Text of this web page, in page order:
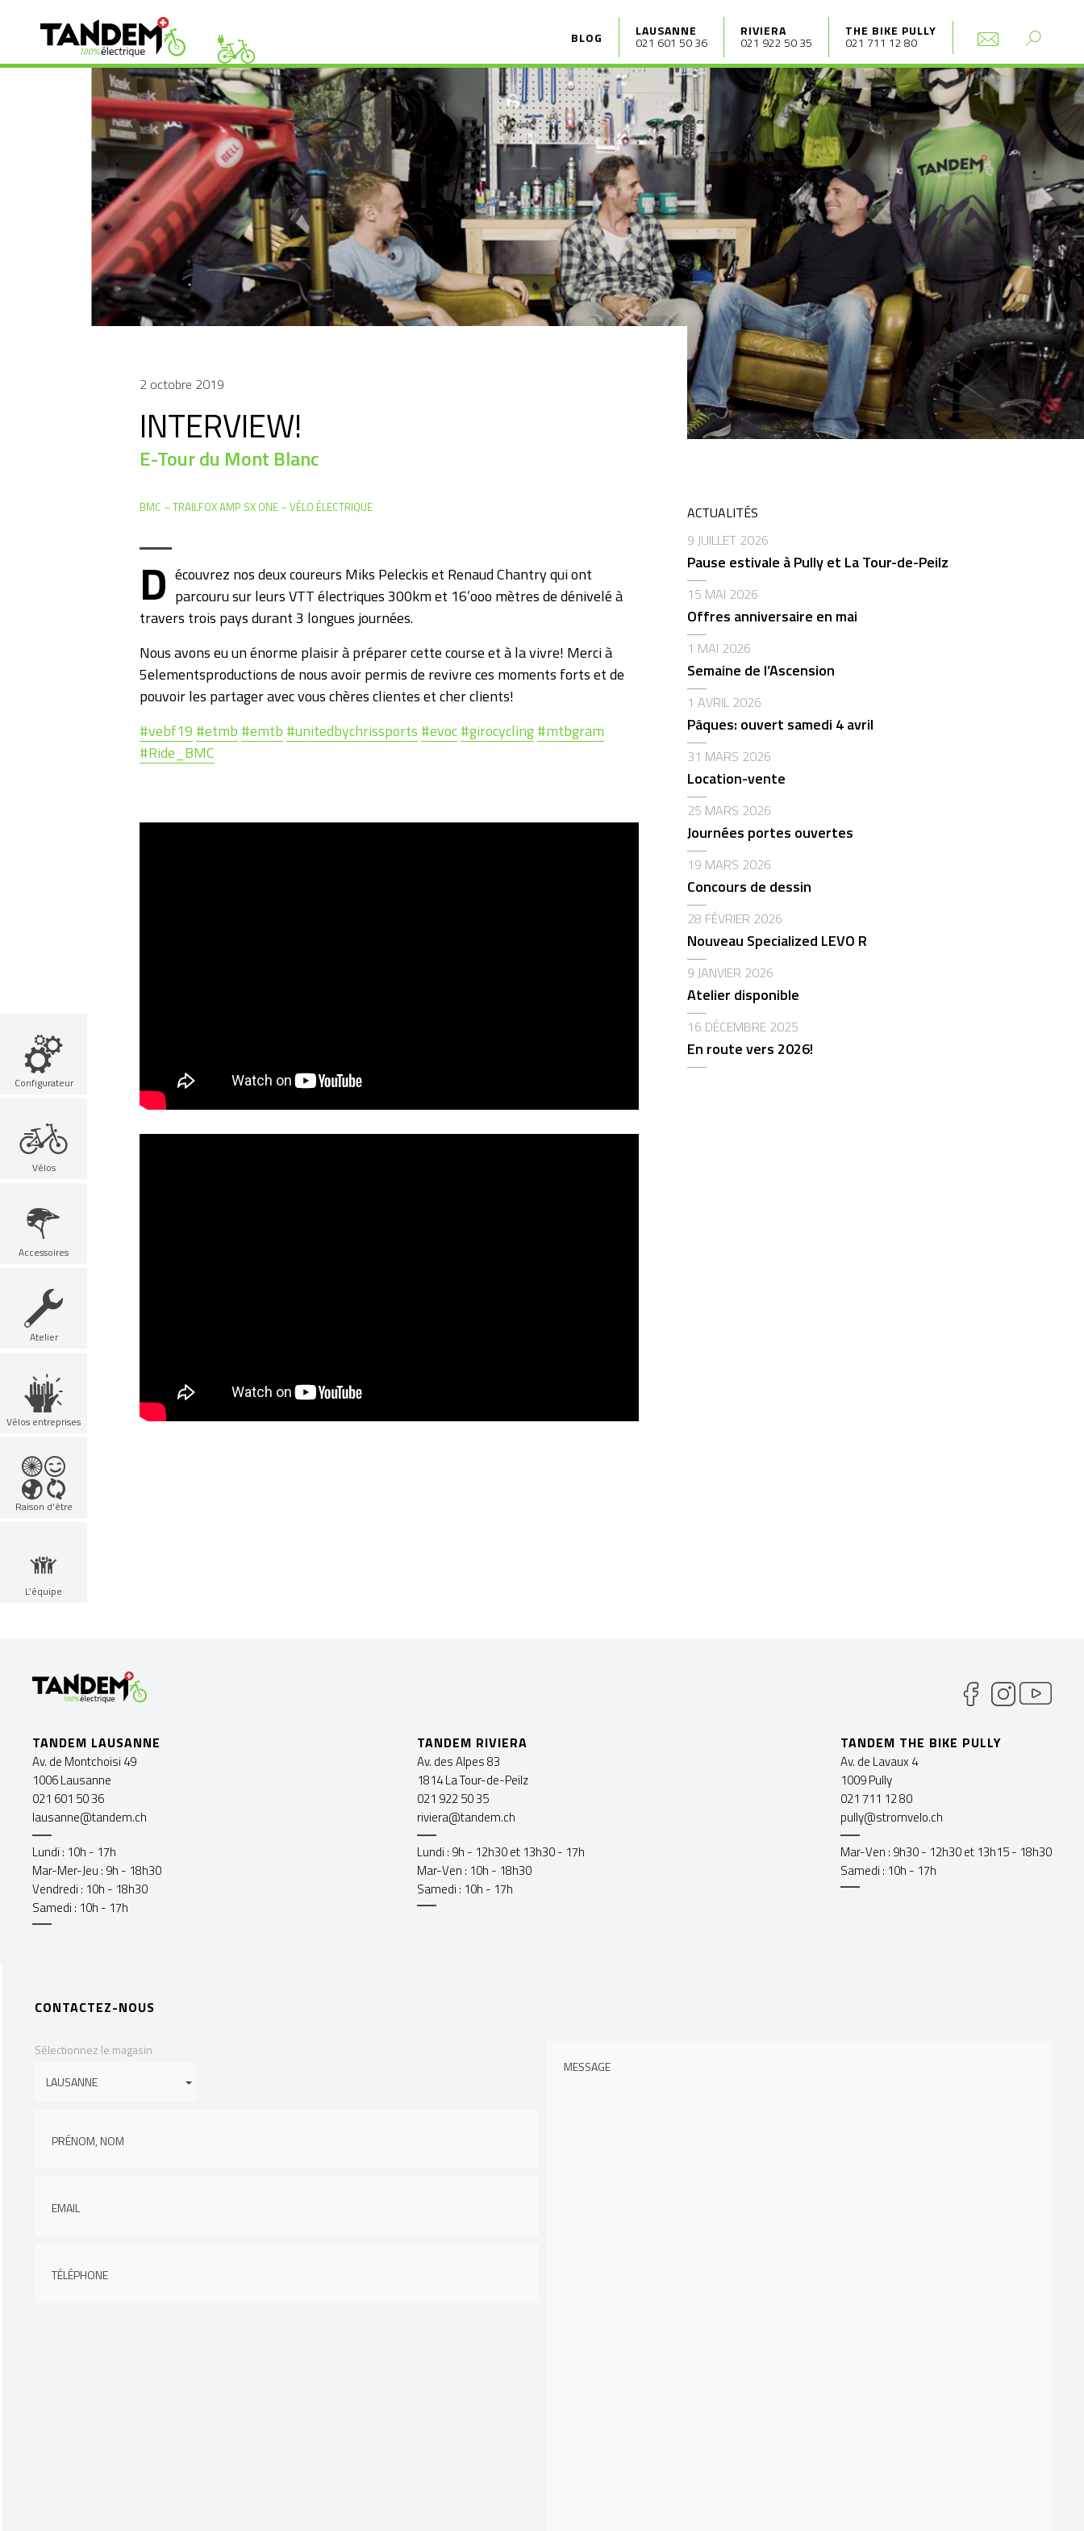
BLOG LAUSANNE
021 601 50 36
RIVIERA
021 922 50 35
THE BIKE PULLY
021 711 12 80
Configurateur
Vélos
Accessoires
Atelier
Vélos entreprises
Raison d'être
L’équipe
2 octobre 2019
INTERVIEW!
E-Tour du Mont Blanc
BMC TRAILFOX AMP SX ONE VÉLO ÉLECTRIQUE
D écouvrez nos deux coureurs Miks Peleckis et Renaud Chantry qui ont
parcouru sur leurs VTT électriques 300km et 16’ooo mètres de dénivelé à
travers trois pays durant 3 longues journées.
Nous avons eu un énorme plaisir à préparer cette course et à la vivre! Merci à
5elementsproductions de nous avoir permis de revivre ces moments forts et de
pouvoir les partager avec vous chères clientes et cher clients!
#vebf19 #etmb #emtb #unitedbychrissports #evoc#girocycling#mtbgram
#Ride_BMC
ACTUALITÉS
9 JUILLET 2026
Pause estivale à Pully et La Tour-de-Peilz
15 MAI 2026
Offres anniversaire en mai
1 MAI 2026
Semaine de l’Ascension
1 AVRIL 2026
Pâques: ouvert samedi 4 avril
31 MARS 2026
Location-vente
25 MARS 2026
Journées portes ouvertes
19 MARS 2026
Concours de dessin
28 FÉVRIER 2026
Nouveau Specialized LEVO R
9 JANVIER 2026
Atelier disponible
16 DÉCEMBRE 2025
En route vers 2026!
TANDEM LAUSANNE
Av. de Montchoisi 49
1006 Lausanne
021 601 50 36
lausanne@tandem.ch
Lundi : 10h - 17h
Mar-Mer-Jeu : 9h - 18h30
Vendredi : 10h - 18h30
Samedi : 10h - 17h
TANDEM RIVIERA
Av. des Alpes 83
1814 La Tour-de-Peilz
021 922 50 35
riviera@tandem.ch
Lundi : 9h - 12h30 et 13h30 - 17h
Mar-Ven : 10h - 18h30
Samedi : 10h - 17h
TANDEM THE BIKE PULLY
Av. de Lavaux 4
1009 Pully
021 711 12 80
pully@stromvelo.ch
Mar-Ven : 9h30 - 12h30 et 13h15 - 18h30
Samedi : 10h - 17h
CONTACTEZ-NOUS
Sélectionnez le magasin